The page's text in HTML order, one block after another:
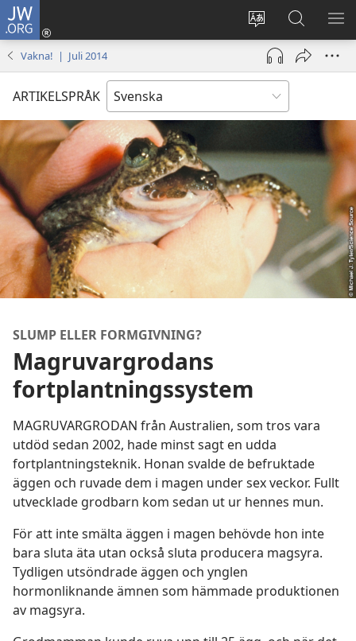
JW.ORG
Ändra
webbplatsens
språk
Logga
(öppnar
fönster)
Sök
på
jw.org
Vakna! | Juli 2014
ARTIKELSPRÅK
SLUMP ELLER FORMGIVNING?
Magruvargrodans
fortplantningssystem
MAGRUVARGRODAN från Australien, som tros vara
utdöd sedan 2002, hade minst sagt en udda
fortplantningsteknik. Honan svalde de befruktade
äggen och ruvade dem i magen under sex veckor. Fullt
utvecklade grodbarn kom sedan ut ur hennes mun.
För att inte smälta äggen i magen behövde hon inte
bara sluta äta utan också sluta producera magsyra.
Tydligen utsöndrade äggen och ynglen
hormonliknande ämnen som hämmade produktionen
av magsyra.